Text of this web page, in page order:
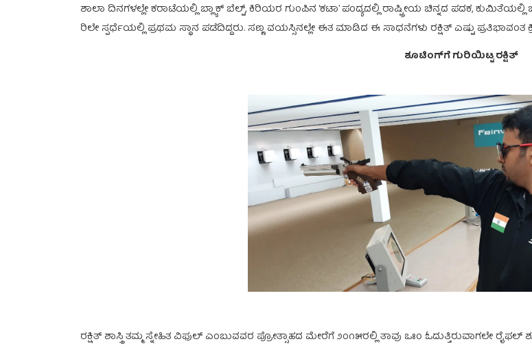
ಶಾಲಾ ದಿನಗಳಲ್ಲೇ ಕರಾಟೆಯಲ್ಲಿ ಬ್ಲ್ಯಾಕ್ ಬೆಲ್ಟ್, ಕಿರಿಯರ ಗುಂಪಿನ ‘ಕಟಾ’ ಪಂದ್ಯದಲ್ಲಿ ರಾಷ್ಟ್ರೀಯ ಚಿನ್ನದ ಪದಕ, ಕುಮಿತೆಯಲ್ಲಿ
ರಿಲೇ ಸ್ಪರ್ಧೆಯಲ್ಲಿ ಪ್ರಥಮ ಸ್ಥಾನ ಪಡೆದಿದ್ದರು. ಸಣ್ಣ ವಯಸ್ಸಿನಲ್ಲೇ ಈತ ಮಾಡಿದ ಈ ಸಾಧನೆಗಳು ರಕ್ಷಿತ್ ಎಷ್ಟು ಪ್ರತಿಭಾವಂತ
ಶೂಟಿಂಗ್‌ಗೆ ಗುರಿಯಿಟ್ಟ ರಕ್ಷಿತ್
ರಕ್ಷಿತ್ ಶಾಸ್ತ್ರಿ ತಮ್ಮ ಸ್ನೇಹಿತ ವಿಫುಲ್ ಎಂಬುವವರ ಪ್ರೋತ್ಸಾಹದ ಮೇರೆಗೆ ೨೦೧೫ರಲ್ಲಿ ತಾವು ಒಃಂ